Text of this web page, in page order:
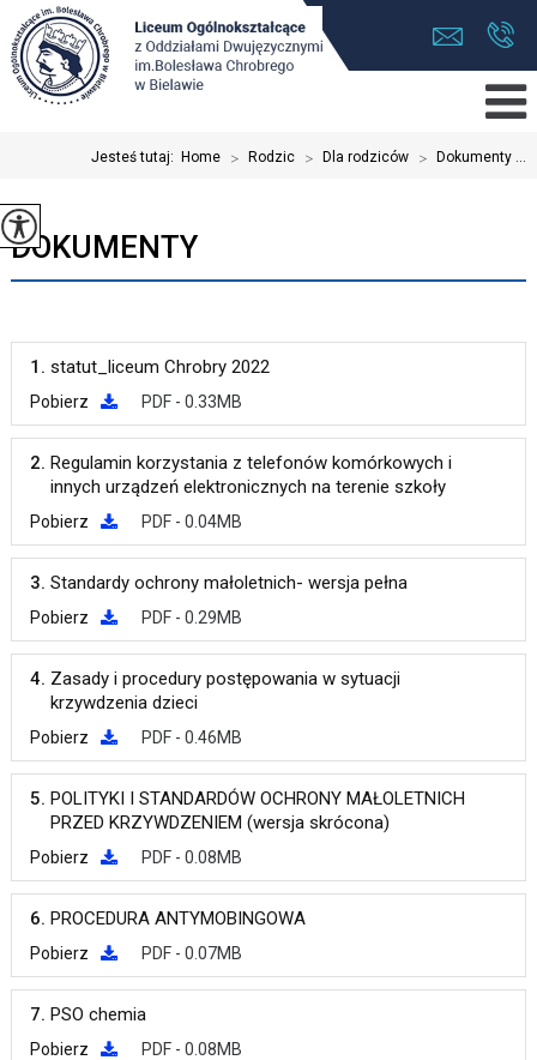
Jesteś tutaj: Home > Rodzic > Dla rodziców > Dokumenty ...
DOKUMENTY
1. statut_liceum Chrobry 2022
Pobierz PDF - 0.33MB
2. Regulamin korzystania z telefonów komórkowych i
innych urządzeń elektronicznych na terenie szkoły
Pobierz PDF - 0.04MB
3. Standardy ochrony małoletnich- wersja pełna
Pobierz PDF - 0.29MB
4. Zasady i procedury postępowania w sytuacji
krzywdzenia dzieci
Pobierz PDF - 0.46MB
5. POLITYKI I STANDARDÓW OCHRONY MAŁOLETNICH
PRZED KRZYWDZENIEM (wersja skrócona)
Pobierz PDF - 0.08MB
6. PROCEDURA ANTYMOBINGOWA
Pobierz PDF - 0.07MB
7. PSO chemia
Pobierz PDF - 0.08MB